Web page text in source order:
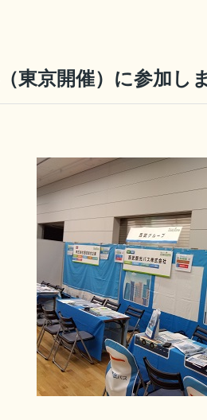
東京開催）に参加し